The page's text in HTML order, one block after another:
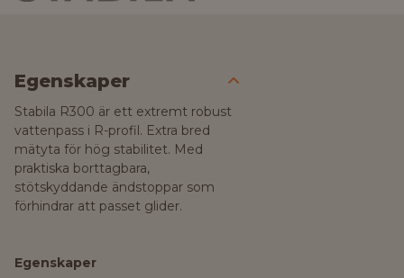
Egenskaper
Stabila R300 är ett extremt robust
vattenpass i R-profil. Extra bred
mätyta för hög stabilitet. Med
praktiska borttagbara,
stötskyddande ändstoppar som
förhindrar att passet glider.
Egenskaper